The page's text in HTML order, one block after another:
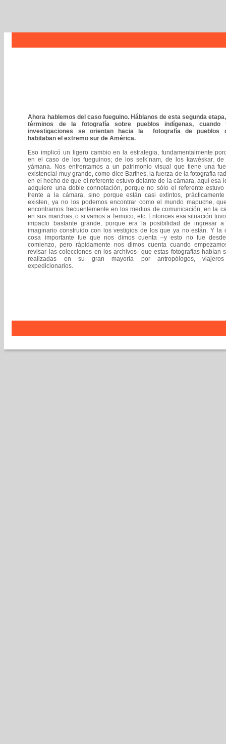
Ahora hablemos del caso fueguino. Háblanos de esta segunda
términos de la fotografía sobre pueblos indígenas, cuando
investigaciones se orientan hacia la fotografía de pueblos
habitaban el extremo sur de América.
Eso implicó un ligero cambio en la estrategia, fundamentalmente
en el caso de los fueguinos; de los selk’nam, de los kawéskar, de
yámana. Nos enfrentamos a un patrimonio visual que tiene una
existencial muy grande, como dice Barthes, la fuerza de la fotografía
en el hecho de que el referente estuvo delante de la cámara, aquí esa
adquiere una doble connotación, porque no sólo el referente
frente a la cámara, sino porque están casi extintos,
existen, ya no los podemos encontrar como el mundo mapuche,
encontramos frecuentemente en los medios de comunicación, en la
en sus marchas, o si vamos a Temuco, etc. Entonces esa situación
impacto bastante grande, porque era la posibilidad de ingresar
imaginario construido con los vestigios de los que ya no están. Y la
cosa importante fue que nos dimos cuenta –y esto no fue
comienzo, pero rápidamente nos dimos cuenta cuando
revisar las colecciones en los archivos- que estas fotografías habían
realizadas en su gran mayoría por antropólogos,
expedicionarios.